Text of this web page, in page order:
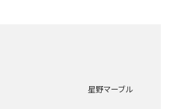
星野マーブル